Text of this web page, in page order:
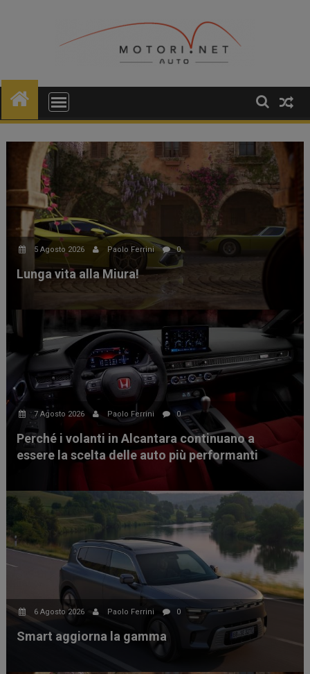
5 Agosto 2026 Paolo Ferrini 0
Lunga vita alla Miura!
7 Agosto 2026 Paolo Ferrini 0
Perché i volanti in Alcantara continuano a
essere la scelta delle auto più performanti
6 Agosto 2026 Paolo Ferrini 0
Smart aggiorna la gamma